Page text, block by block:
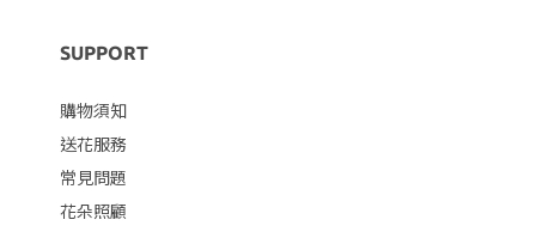
SUPPORT
購物須知
送花服務
常見問題
花朵照顧